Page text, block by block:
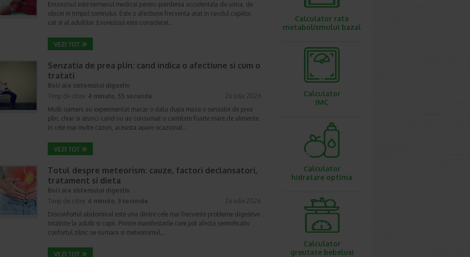
Enurezisul este termenul medical pentru pierderea accidentala de urina, de
obicei in timpul somnului. Este o afectiune frecventa atat in randul copiilor,
cat si al adultilor. Enurezisul este considerat…
Senzatia de prea plin: cand indica o afectiune si cum o
tratati
Boli ale sistemului digestiv
Timp de citire: 4 minute, 55 secunde
26 iulie 2026
Multi oameni au experimentat macar o data dupa masa o senzatie de prea
plin, chiar si atunci cand nu au consumat o cantitate foarte mare de alimente.
In cele mai multe cazuri, aceasta apare ocazional…
Totul despre meteorism: cauze, factori declansatori,
tratament si dieta
Boli ale sistemului digestiv
Timp de citire: 6 minute, 3 secunde
26 iulie 2026
Disconfortul abdominal este una dintre cele mai frecvente probleme digestive
intalnite la adulti si copii. Printre manifestarile care pot afecta semnificativ
confortul zilnic se numara si meteorismul,…
Calculator rata
metabolismului bazal
Calculator
IMC
Calculator
hidratare optima
Calculator
greutate bebelusi